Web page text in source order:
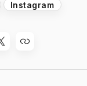
Instagram